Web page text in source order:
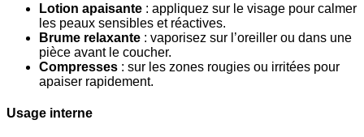
Lotion apaisante : appliquez sur le visage pour calmer
les peaux sensibles et réactives.
Brume relaxante : vaporisez sur l’oreiller ou dans une
pièce avant le coucher.
Compresses : sur les zones rougies ou irritées pour
apaiser rapidement.
Usage interne